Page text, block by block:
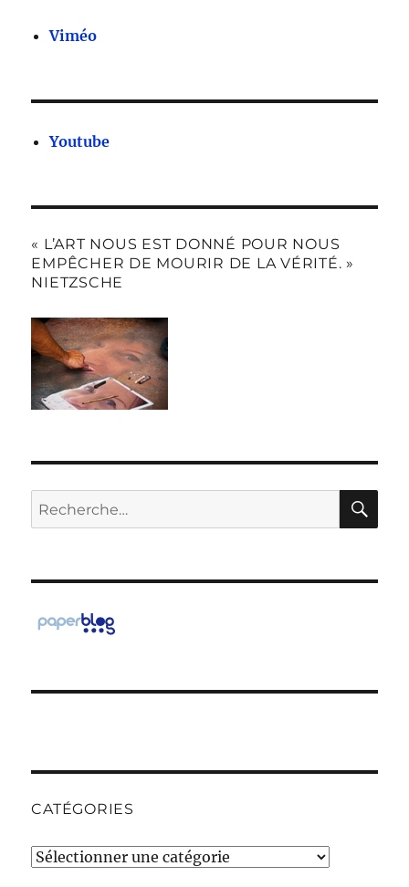
Viméo
Youtube
« L’ART NOUS EST DONNÉ POUR NOUS
EMPÊCHER DE MOURIR DE LA VÉRITÉ. »
NIETZSCHE
Recherche
pour :
CATÉGORIES
Catégories